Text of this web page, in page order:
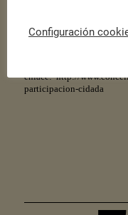
preténdese contribuír ao
que desde o ámbito local
enlace:http://
participacion-cidada
Configuración